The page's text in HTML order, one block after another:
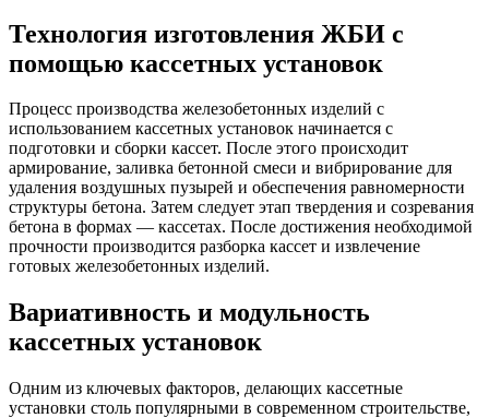
Технология изготовления ЖБИ с
помощью кассетных установок
Процесс производства железобетонных изделий с
использованием кассетных установок начинается с
подготовки и сборки кассет. После этого происходит
армирование, заливка бетонной смеси и вибрирование для
удаления воздушных пузырей и обеспечения равномерности
структуры бетона. Затем следует этап твердения и созревания
бетона в формах — кассетах. После достижения необходимой
прочности производится разборка кассет и извлечение
готовых железобетонных изделий.
Вариативность и модульность
кассетных установок
Одним из ключевых факторов, делающих кассетные
установки столь популярными в современном строительстве,